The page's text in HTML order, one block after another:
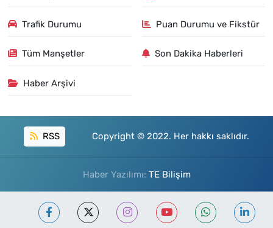
Trafik Durumu Puan Durumu ve Fikstür
Tüm Manşetler Son Dakika Haberleri
Haber Arşivi
RSS Copyright © 2022. Her hakkı saklıdır.
Haber Yazılımı: TE Bilişim